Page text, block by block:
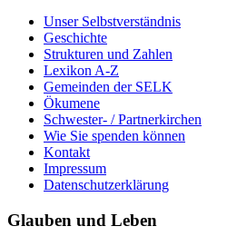
Unser Selbstverständnis
Geschichte
Strukturen und Zahlen
Lexikon A-Z
Gemeinden der SELK
Ökumene
Schwester- / Partnerkirchen
Wie Sie spenden können
Kontakt
Impressum
Datenschutzerklärung
Glauben und Leben